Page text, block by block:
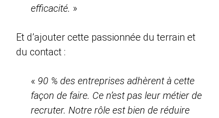
efficacité. »
Et d’ajouter cette passionnée du terrain et
du contact :
« 90 % des entreprises adhèrent à cette
façon de faire. Ce n’est pas leur métier de
recruter. Notre rôle est bien de réduire